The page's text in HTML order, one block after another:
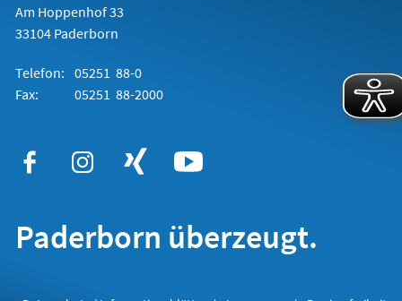
Am Hoppenhof 33
33104 Paderborn
Telefon: 05251 88-0
Fax:
05251 88-2000
Paderborn überzeugt.